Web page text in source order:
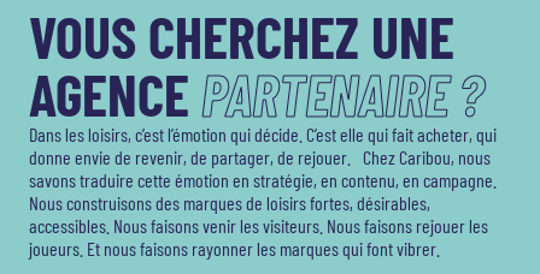
VOUS CHERCHEZ UNE
AGENCE PARTENAIRE ?
Dans les loisirs, c’est l’émotion qui décide. C’est elle qui fait acheter, qui
donne envie de revenir, de partager, de rejouer. Chez Caribou, nous
savons traduire cette émotion en stratégie, en contenu, en campagne.
Nous construisons des marques de loisirs fortes, désirables,
accessibles. Nous faisons venir les visiteurs. Nous faisons rejouer les
joueurs. Et nous faisons rayonner les marques qui font vibrer.